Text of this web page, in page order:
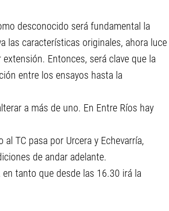
desconocido será fundamental la
las características originales, ahora luce
Entonces, será clave que la
entre los ensayos hasta la
a más de uno. En Entre Ríos hay
TC pasa por Urcera y Echevarría,
de andar adelante.
en tanto que desde las 16.30 irá la